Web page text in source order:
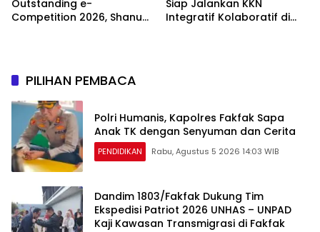
Outstanding e-
Competition 2026, Shanum
Siap Jalankan KKN
Integratif Kolaboratif di
PILIHAN PEMBACA
Polri Humanis, Kapolres Fakfak Sapa
Anak TK dengan Senyuman dan Cerita
PENDIDIKAN Rabu, Agustus 5 2026 14:03 WIB
Dandim 1803/Fakfak Dukung Tim
Ekspedisi Patriot 2026 UNHAS – UNPAD
Kaji Kawasan Transmigrasi di Fakfak